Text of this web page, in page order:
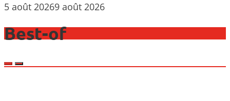
5 août 20269 août 2026
Best-of